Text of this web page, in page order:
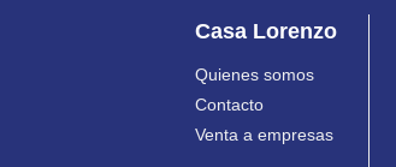
Casa Lorenzo
Quienes somos
Contacto
Venta a empresas